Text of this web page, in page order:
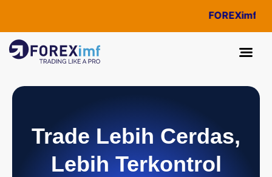
FOREXimfkini
Trade Lebih Cerdas,
Lebih Terkontrol